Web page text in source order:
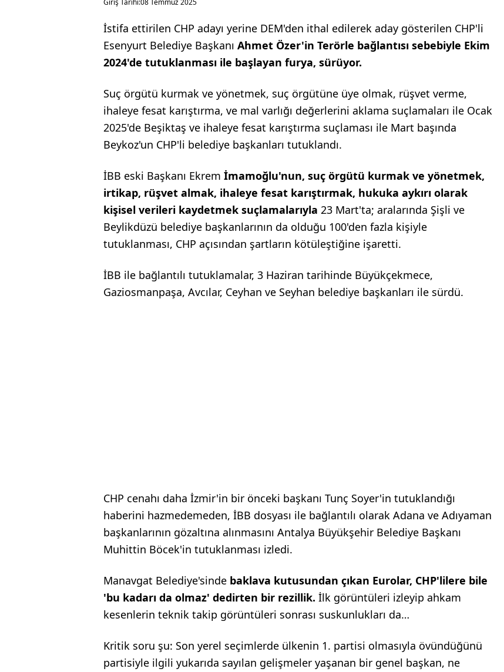
Giriş Tarihi:08 Temmuz 2025
İstifa ettirilen CHP adayı yerine DEM'den ithal edilerek aday gösterilen CHP'li
Esenyurt Belediye Başkanı Ahmet Özer'in Terörle bağlantısı sebebiyle Ekim
2024'de tutuklanması ile başlayan furya, sürüyor.
Suç örgütü kurmak ve yönetmek, suç örgütüne üye olmak, rüşvet verme,
ihaleye fesat karıştırma, ve mal varlığı değerlerini aklama suçlamaları ile Ocak
2025'de Beşiktaş ve ihaleye fesat karıştırma suçlaması ile Mart başında
Beykoz'un CHP'li belediye başkanları tutuklandı.
İBB eski Başkanı Ekrem İmamoğlu'nun, suç örgütü kurmak ve yönetmek,
irtikap, rüşvet almak, ihaleye fesat karıştırmak, hukuka aykırı olarak
kişisel verileri kaydetmek suçlamalarıyla 23 Mart'ta; aralarında Şişli ve
Beylikdüzü belediye başkanlarının da olduğu 100'den fazla kişiyle
tutuklanması, CHP açısından şartların kötüleştiğine işaretti.
İBB ile bağlantılı tutuklamalar, 3 Haziran tarihinde Büyükçekmece,
Gaziosmanpaşa, Avcılar, Ceyhan ve Seyhan belediye başkanları ile sürdü.
CHP cenahı daha İzmir'in bir önceki başkanı Tunç Soyer'in tutuklandığı
haberini hazmedemeden, İBB dosyası ile bağlantılı olarak Adana ve Adıyaman
başkanlarının gözaltına alınmasını Antalya Büyükşehir Belediye Başkanı
Muhittin Böcek'in tutuklanması izledi.
Manavgat Belediye'sinde baklava kutusundan çıkan Eurolar, CHP'lilere bile
'bu kadarı da olmaz' dedirten bir rezillik. İlk görüntüleri izleyip ahkam
kesenlerin teknik takip görüntüleri sonrası suskunlukları da…
Kritik soru şu: Son yerel seçimlerde ülkenin 1. partisi olmasıyla övündüğünü
partisiyle ilgili yukarıda sayılan gelişmeler yaşanan bir genel başkan, ne